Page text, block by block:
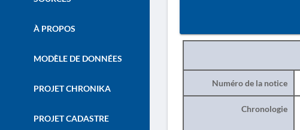
À PROPOS
MODÈLE DE DONNÉES
PROJET CHRONIKA
PROJET CADASTRE
Numéro de la notice
Chronologie